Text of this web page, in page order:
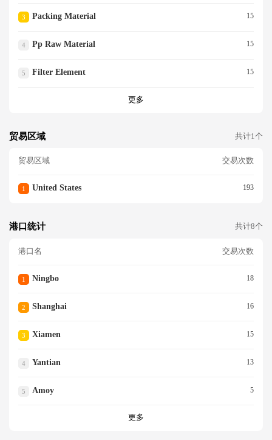
3 Packing Material 15
4 Pp Raw Material 15
5 Filter Element 15
更多
贸易区域 共计1个
贸易区域 交易次数
1 United States 193
港口统计 共计8个
港口名 交易次数
1 Ningbo 18
2 Shanghai 16
3 Xiamen 15
4 Yantian 13
5 Amoy 5
更多